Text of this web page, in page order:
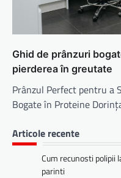
Ghid de prânzuri
pierderea în greutate
Prânzul Perfect pentru a
Bogate în Proteine
Articole recente
Cum recunosti polipii
parinti